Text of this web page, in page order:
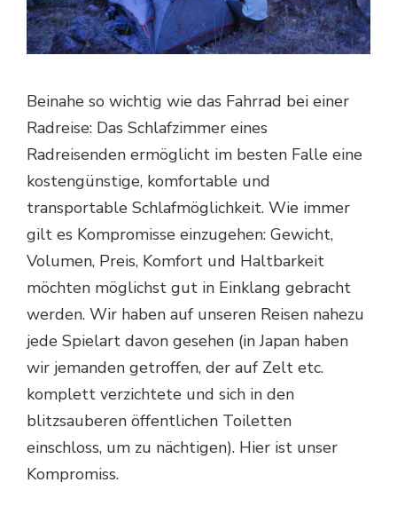
Beinahe so wichtig wie das Fahrrad bei einer
Radreise: Das Schlafzimmer eines
Radreisenden ermöglicht im besten Falle eine
kostengünstige, komfortable und
transportable Schlafmöglichkeit. Wie immer
gilt es Kompromisse einzugehen: Gewicht,
Volumen, Preis, Komfort und Haltbarkeit
möchten möglichst gut in Einklang gebracht
werden. Wir haben auf unseren Reisen nahezu
jede Spielart davon gesehen (in Japan haben
wir jemanden getroffen, der auf Zelt etc.
komplett verzichtete und sich in den
blitzsauberen öffentlichen Toiletten
einschloss, um zu nächtigen). Hier ist unser
Kompromiss.